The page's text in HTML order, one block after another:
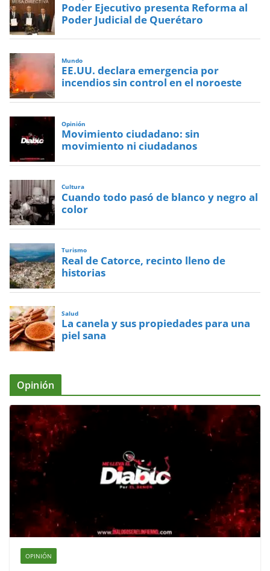
Poder Ejecutivo presenta Reforma al
Poder Judicial de Querétaro
Mundo
EE.UU. declara emergencia por
incendios sin control en el noroeste
Opinión
Movimiento ciudadano: sin
movimiento ni ciudadanos
Cultura
Cuando todo pasó de blanco y negro al
color
Turismo
Real de Catorce, recinto lleno de
historias
Salud
La canela y sus propiedades para una
piel sana
Opinión
OPINIÓN